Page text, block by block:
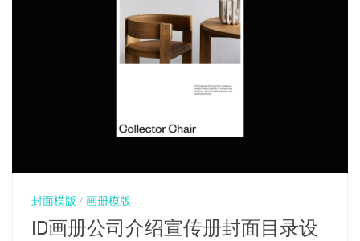
封面模版 / 画册模版
ID画册公司介绍宣传册封面目录设